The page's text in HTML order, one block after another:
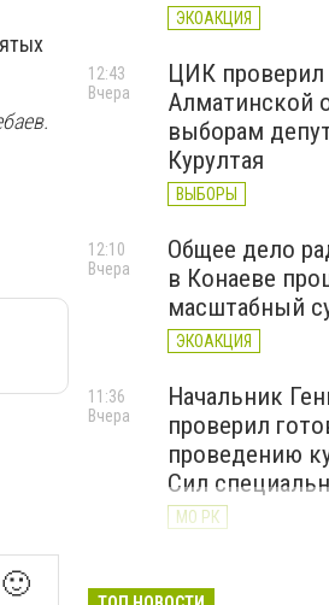
🙂
ЭКОАКЦИЯ
ЦИК проверил
Алматинской
выборам
Курултая
ВЫБОРЫ
12:43
Вчера
Общее дело
в Конаеве
масштабный
ЭКОАКЦИЯ
12:10
Вчера
Начальник
проверил
проведению
Сил
МО РК
11:36
Вчера
Вчера